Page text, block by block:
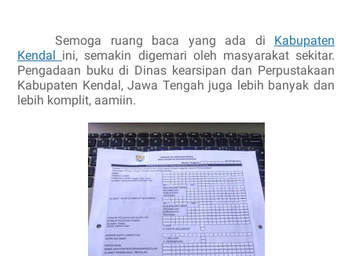
Semoga ruang baca yang ada di Kabupaten
Kendal ini, semakin digemari oleh masyarakat sekitar.
Pengadaan buku di Dinas kearsipan dan Perpustakaan
Kabupaten Kendal, Jawa Tengah juga lebih banyak dan
lebih komplit, aamiin.